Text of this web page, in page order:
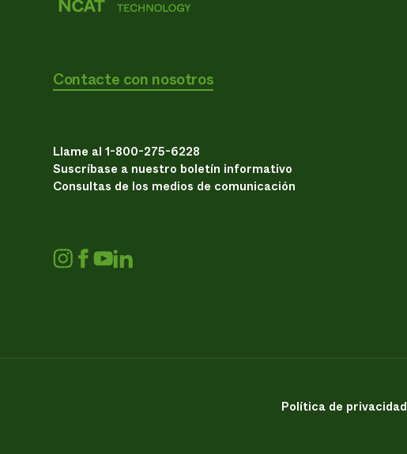
Contacte con nosotros
Llame al 1-800-275-6228
Suscríbase a nuestro boletín informativo
Consultas de los medios de comunicación
Política de privacidad